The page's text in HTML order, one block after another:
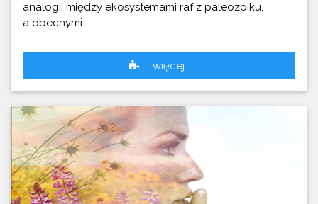
analogii między ekosystemami raf z paleozoiku,
a obecnymi.
więcej...